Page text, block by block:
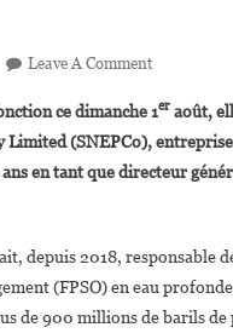
Leave A CommentOn
Aiboni
A
Pris
Comme
Nouvelle
CEO
ce dimanche 1er août,
(SNEPCo),
en tant que directeur
depuis 2018, responsable
(FPSO) en eau
de 900 millions de barils